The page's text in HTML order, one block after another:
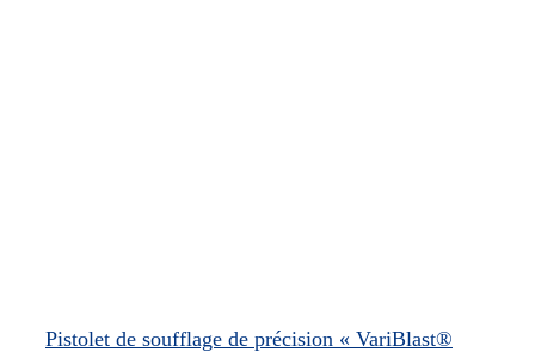
Pistolet de soufflage de précision « VariBlast®